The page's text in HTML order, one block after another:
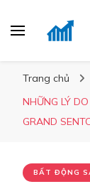
Trang chủ
NHỮNG LÝ
GRAND
BẤT ĐỘNG